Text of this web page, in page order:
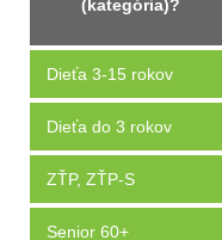
(kategória)?
Dieťa 3-15 rokov
Dieťa do 3 rokov
ZŤP, ZŤP-S
Senior 60+